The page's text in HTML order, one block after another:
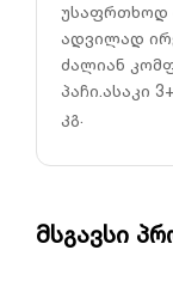
უსაფრთხოდ
ადვილად
ძალიან
პაჩი.ასაკი
კგ.
მსგავსი